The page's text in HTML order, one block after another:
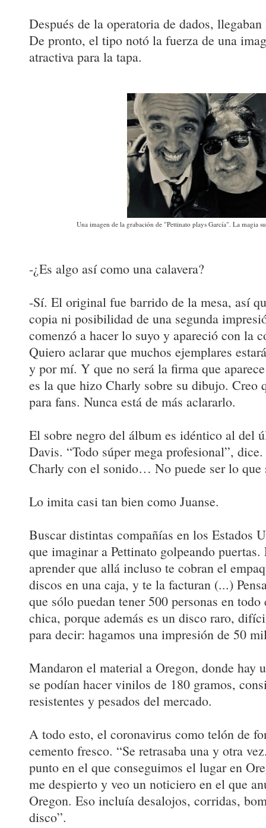
Después de la operatoria de dados,
De pronto, el tipo notó la fuerza de una
atractiva para la tapa.
Una imagen de la grabación de "Pettinato plays García". La magia
-¿Es algo así como una calavera?
-Sí. El original fue barrido de la mesa, así
copia ni posibilidad de una segunda
comenzó a hacer lo suyo y apareció con la
Quiero aclarar que muchos ejemplares
y por mí. Y que no será la firma que
es la que hizo Charly sobre su dibujo. Creo
para fans. Nunca está de más aclararlo.
El sobre negro del álbum es idéntico al del
Davis. “Todo súper mega profesional”, dice.
Charly con el sonido… No puede ser lo que
Lo imita casi tan bien como Juanse.
Buscar distintas compañías en los Estados
que imaginar a Pettinato golpeando
aprender que allá incluso te cobran el
discos en una caja, y te la facturan (...)
que sólo puedan tener 500 personas en
chica, porque además es un disco raro,
para decir: hagamos una impresión de 50
Mandaron el material a Oregon, donde hay
se podían hacer vinilos de 180 gramos,
resistentes y pesados del mercado.
A todo esto, el coronavirus como telón de
cemento fresco. “Se retrasaba una y otra
punto en el que conseguimos el lugar en
me despierto y veo un noticiero en el que
Oregon. Eso incluía desalojos, corridas,
disco”.